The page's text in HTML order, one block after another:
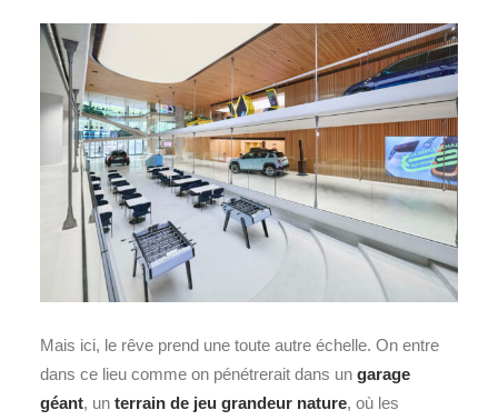
Mais ici, le rêve prend une toute autre échelle. On entre
dans ce lieu comme on pénétrerait dans un garage
géant, un terrain de jeu grandeur nature, où les